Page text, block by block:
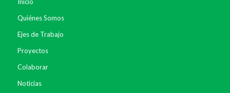
Quiénes Somos
Ejes de Trabajo
Proyectos
Colaborar
Noticias